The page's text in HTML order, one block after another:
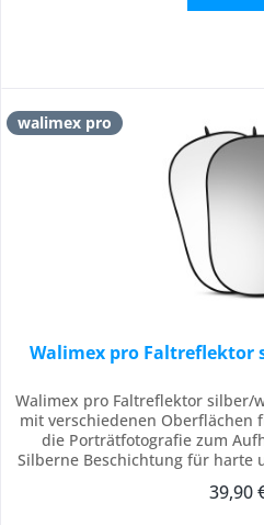
walimex pro
Walimex pro Faltreflektor
Walimex pro Faltreflektor silber/
mit verschiedenen
die Porträtfotografie zum
Silberne Beschichtung für harte
Lichtcharakteristik Mit
39,90